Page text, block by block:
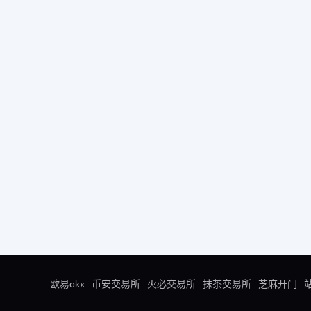
欧易okx 币安交易所 火必交易所 抹茶交易所 芝麻开门